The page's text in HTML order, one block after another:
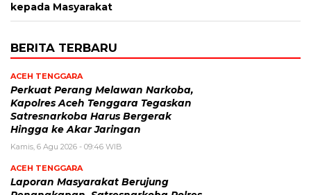
kepada Masyarakat
BERITA TERBARU
ACEH TENGGARA
Perkuat Perang Melawan Narkoba,
Kapolres Aceh Tenggara Tegaskan
Satresnarkoba Harus Bergerak
Hingga ke Akar Jaringan
Kamis, 6 Agu 2026 - 09:46 WIB
ACEH TENGGARA
Laporan Masyarakat Berujung